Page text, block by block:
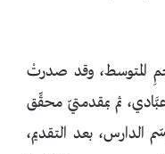
من الحجمِ المتوسط، وقد صدرتْ
ثم بمقدمتيّ محقِّق
5، إلى ص: 13). وقسّم الدارس، بعد التقديم،